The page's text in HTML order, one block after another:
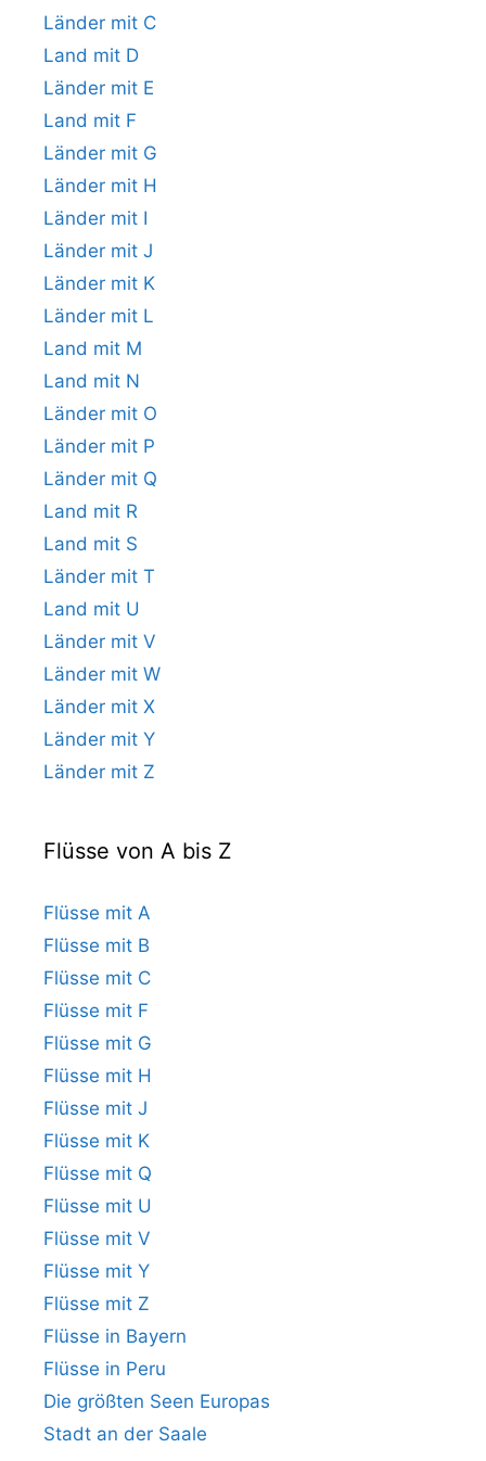
Länder mit C
Land mit D
Länder mit E
Land mit F
Länder mit G
Länder mit H
Länder mit I
Länder mit J
Länder mit K
Länder mit L
Land mit M
Land mit N
Länder mit O
Länder mit P
Länder mit Q
Land mit R
Land mit S
Länder mit T
Land mit U
Länder mit V
Länder mit W
Länder mit X
Länder mit Y
Länder mit Z
Flüsse von A bis Z
Flüsse mit A
Flüsse mit B
Flüsse mit C
Flüsse mit F
Flüsse mit G
Flüsse mit H
Flüsse mit J
Flüsse mit K
Flüsse mit Q
Flüsse mit U
Flüsse mit V
Flüsse mit Y
Flüsse mit Z
Flüsse in Bayern
Flüsse in Peru
Die größten Seen Europas
Stadt an der Saale